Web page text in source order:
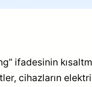
ifadesinin
cihazların